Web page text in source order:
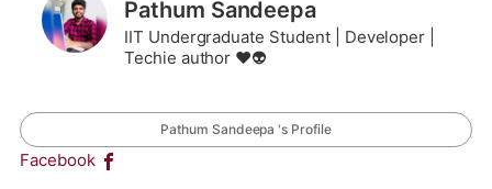
Pathum Sandeepa
IIT Undergraduate Student | Developer |
Techie author ❤️👽
Pathum Sandeepa 's Profile
Facebook